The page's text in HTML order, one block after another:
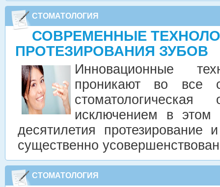
СТОМАТОЛОГИЯ
СОВРЕМЕННЫЕ
ПРОТЕЗИРОВАНИЯ ЗУБОВ
Инновационные
проникают во все
исключением в этом
десятилетия
существенно
СТОМАТОЛОГИЯ